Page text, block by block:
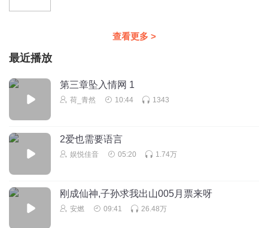
查看更多 >
最近播放
第三章坠入情网 1
荷_青然 10:44 1343
2爱也需要语言
娱悦佳音 05:20 1.74万
刚成仙神,子孙求我出山005月票来呀
安燃 09:41 26.48万